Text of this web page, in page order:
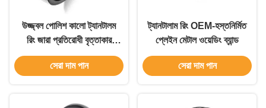
উজ্জ্বল পোলিশ কালো ট্যানটালম
রিং জারা প্রতিরোধী বৃত্তাকার
জুয়েলারী রিং
সেরা দাম পান
ট্যানটালাম রিং OEM-হস্তনির্মিত
প্লেইন মেটাল ওয়েডিং ব্যান্ড
সেরা দাম পান